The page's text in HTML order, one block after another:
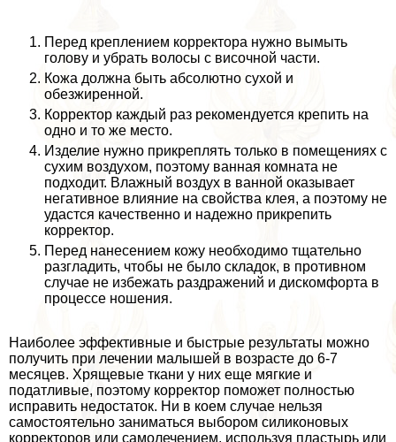
Перед креплением корректора нужно вымыть
голову и убрать волосы с височной части.
Кожа должна быть абсолютно сухой и
обезжиренной.
Корректор каждый раз рекомендуется крепить на
одно и то же место.
Изделие нужно прикреплять только в помещениях с
сухим воздухом, поэтому ванная комната не
подходит. Влажный воздух в ванной оказывает
негативное влияние на свойства клея, а поэтому не
удастся качественно и надежно прикрепить
корректор.
Перед нанесением кожу необходимо тщательно
разгладить, чтобы не было складок, в противном
случае не избежать раздражений и дискомфорта в
процессе ношения.
Наиболее эффективные и быстрые результаты можно
получить при лечении малышей в возрасте до 6-7
месяцев. Хрящевые ткани у них еще мягкие и
податливые, поэтому корректор поможет полностью
исправить недостаток. Ни в коем случае нельзя
самостоятельно заниматься выбором силиконовых
корректоров или самолечением, используя пластырь или